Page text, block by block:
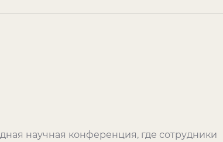
научная конференция, где сотрудники